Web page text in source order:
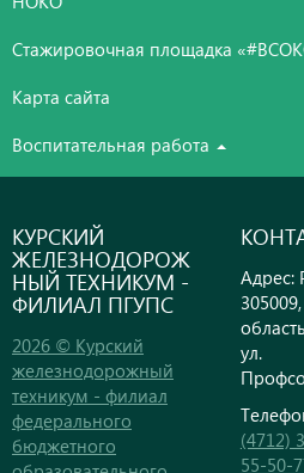
Стажировочная площадка
Карта сайта
Воспитательная работа
КУРСКИЙ
ЖЕЛЕЗНОДОРОЖ
НЫЙ ТЕХНИКУМ -
ФИЛИАЛ ПГУПС
2026 © Курский
железнодорожный
техникум - филиал
федерального
бюджетного
Адрес:
ул.
(4712)
55-50-